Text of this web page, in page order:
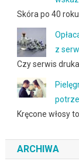
Skóra po 40
z
Czy serwis
Kręcone włosy
ARCHIWA